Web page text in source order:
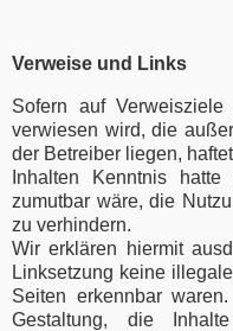
Verweise und Links
Sofern auf
verwiesen wird, die
der Betreiber liegen,
Inhalten Kenntnis
zumutbar wäre, die
zu verhindern.
Wir erklären hiermit
Linksetzung keine
Seiten erkennbar
Gestaltung, die